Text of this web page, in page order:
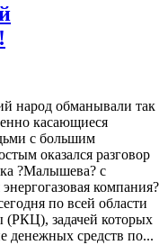
народ обманывали так
касающиеся
с большим
оказался разговор
?Малышева? с
компания?
по всей области
(РКЦ), задачей которых
денежных средств по...